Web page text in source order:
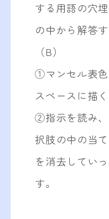
する用語の穴
の中から解答す
（B）
①マンセル表色
スペースに描く
②指示を読み
択肢の中の当
を消去してい
す。